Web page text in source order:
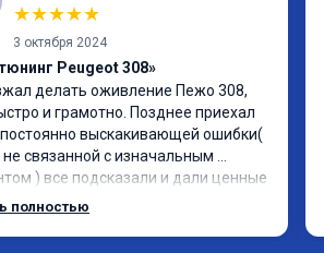
★★★★★
3 октября 2024
Peugeot 308»
делать оживление Пежо 308,
и грамотно. Позднее приехал
выскакивающей ошибки(
не связанной с изначальным
) все подсказали и дали ценные
как поступить. Категорически
полностью